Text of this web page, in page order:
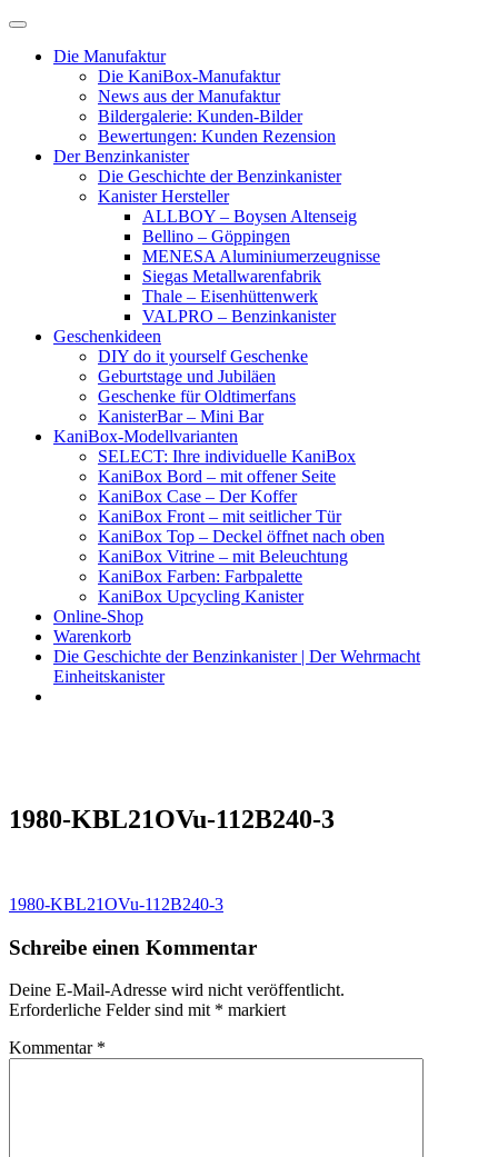
Skip
contentDie Manufaktur
Die KaniBox-Manufaktur
News aus der Manufaktur
Bildergalerie: Kunden-Bilder
Bewertungen: Kunden Rezension
Der Benzinkanister
Die Geschichte der Benzinkanister
Kanister Hersteller
ALLBOY – Boysen Altenseig
Bellino – Göppingen
MENESA Aluminiumerzeugnisse
Siegas Metallwarenfabrik
Thale – Eisenhüttenwerk
VALPRO – Benzinkanister
Geschenkideen
DIY do it yourself Geschenke
Geburtstage und Jubiläen
Geschenke für Oldtimerfans
KanisterBar – Mini Bar
KaniBox-Modellvarianten
SELECT: Ihre individuelle KaniBox
KaniBox Bord – mit offener Seite
KaniBox Case – Der Koffer
KaniBox Front – mit seitlicher Tür
KaniBox Top – Deckel öffnet nach oben
KaniBox Vitrine – mit Beleuchtung
KaniBox Farben: Farbpalette
KaniBox Upcycling Kanister
Online-Shop
Warenkorb
Die Geschichte der Benzinkanister | Der Wehrmacht
Einheitskanister
1980-KBL21OVu-112B240-3
Beitragsnavigation
1980-KBL21OVu-112B240-3
Schreibe einen Kommentar
Deine E-Mail-Adresse wird nicht veröffentlicht.
Erforderliche Felder sind mit * markiert
Kommentar *